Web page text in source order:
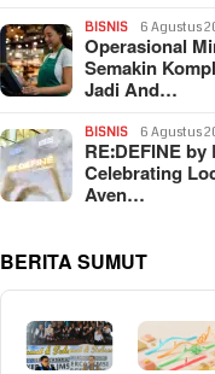
BISNIS 6 Agustus
Operasional
Semakin
Jadi And…
BISNIS 6 Agustus
RE:DEFINE
Celebrating
Aven…
BERITA SUMUT